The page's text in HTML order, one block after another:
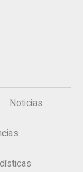
Noticias